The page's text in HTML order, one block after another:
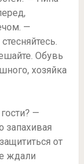
—
Обувь
хозяйка
—
запахивая
от
ждали